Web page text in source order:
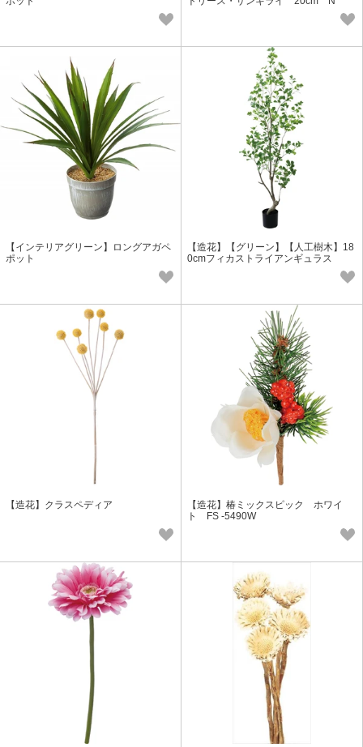
【インテリアグリーン】ロングアガペ
ポット
【造花】【グリーン】【人工樹木】18
0cmフィカストライアンギュラス
【造花】クラスペディア
【造花】椿ミックスピック ホワイ
ト FS -5490W